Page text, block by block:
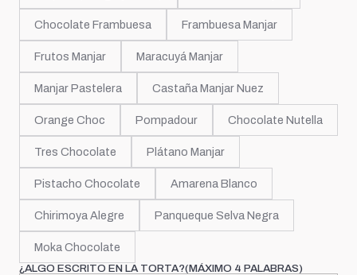
Chocolate Frambuesa Frambuesa Manjar
Frutos Manjar Maracuyá Manjar
Manjar Pastelera Castaña Manjar Nuez
Orange Choc Pompadour Chocolate Nutella
Tres Chocolate Plátano Manjar
Pistacho Chocolate Amarena Blanco
Chirimoya Alegre Panqueque Selva Negra
Moka Chocolate
¿ALGO ESCRITO EN LA TORTA?(MÁXIMO 4 PALABRAS)